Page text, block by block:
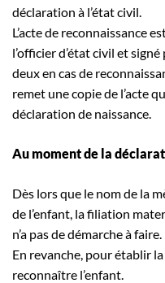
déclaration à l’état civil.
L’acte de reconnaissance
l’officier d’état civil et
deux en cas de
remet une copie de l’acte
déclaration de naissance.
Au moment de la
Dès lors que le nom de la
de l’enfant, la filiation
n’a pas de démarche à faire.
En revanche, pour établir
reconnaître l’enfant.